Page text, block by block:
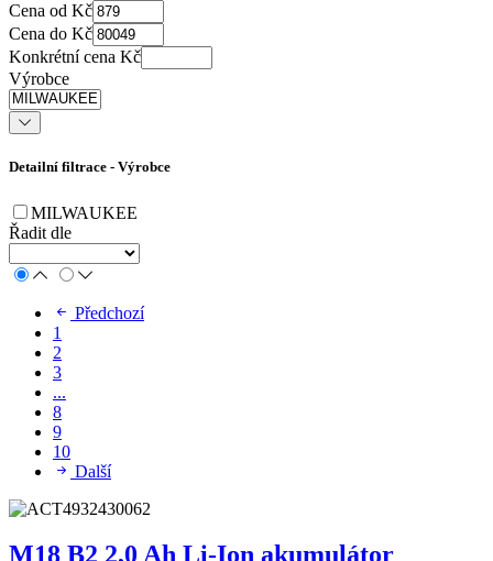
Cena od Kč
Cena do Kč
Konkrétní cena Kč
Výrobce
Detailní filtrace - Výrobce
MILWAUKEE
Řadit dle
Předchozí
1
2
3
...
8
9
10
Další
M18 B2 2,0 Ah Li-Ion akumulátor